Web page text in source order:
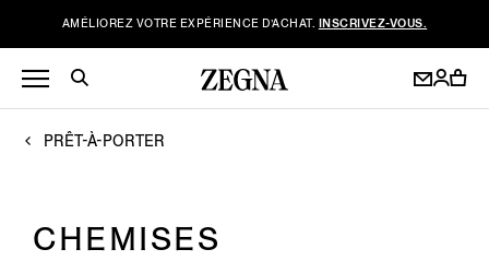
AMÉLIOREZ VOTRE EXPÉRIENCE D’ACHAT. INSCRIVEZ-VOUS.
PRÊT-À-PORTER
CHEMISES